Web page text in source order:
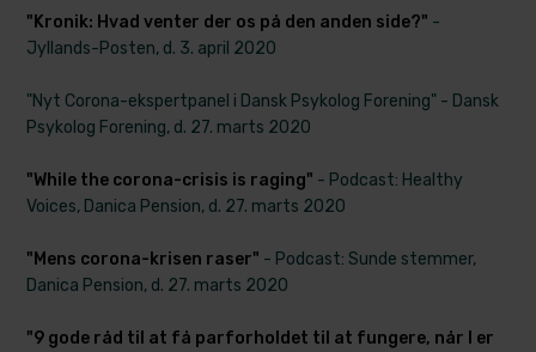
"Kronik: Hvad venter der os på den anden side?" -
Jyllands-Posten, d. 3. april 2020
"Nyt Corona-ekspertpanel i Dansk Psykolog Forening" - Dansk
Psykolog Forening, d. 27. marts 2020​
"While the corona-crisis is raging" - Podcast: Healthy
Voices, Danica Pension, d. 27. marts 2020
"Mens corona-krisen raser" - Podcast: Sunde stemmer,
Danica Pension, d. 27. marts 2020
"9 gode råd til at få parforholdet til at fungere, når I er